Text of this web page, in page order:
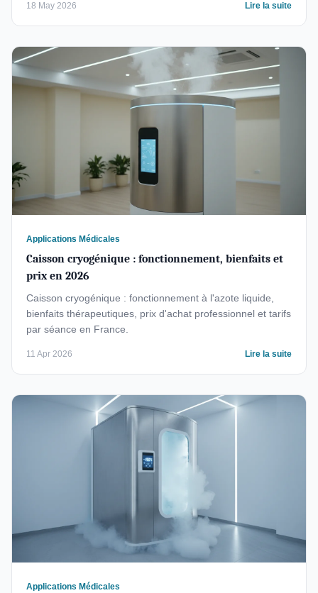
18 May 2026 Lire la suite
Applications Médicales
Caisson cryogénique : fonctionnement, bienfaits et
prix en 2026
Caisson cryogénique : fonctionnement à l'azote liquide,
bienfaits thérapeutiques, prix d'achat professionnel et tarifs
par séance en France.
11 Apr 2026 Lire la suite
Applications Médicales